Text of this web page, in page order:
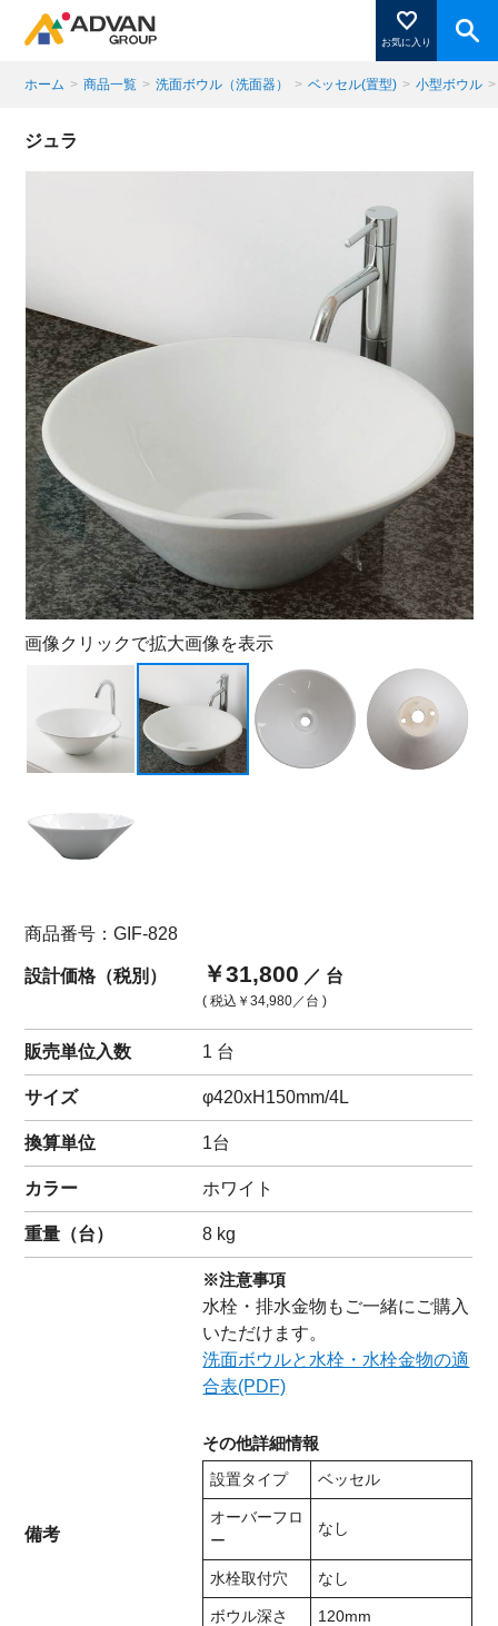
お気に入り
商品ページにある「お気に入り登録」を押すと登録した
商品がここに表示されます。
ホーム > 商品一覧 > 洗面ボウル（洗面器） > ベッセル(置型) > 小型ボウル >
ジュラ
画像クリックで拡大画像を表示
商品番号：GIF-828
設計価格（税別） ￥31,800 ／ 台
( 税込 ￥34,980 ／台 )
販売単位入数 1 台
サイズ φ420xH150mm/4L
換算単位 1台
カラー ホワイト
重量（台） 8 kg
備考
※注意事項
水栓・排水金物もご一緒にご購入
いただけます。
洗面ボウルと水栓・水栓金物の適
合表(PDF)
その他詳細情報
設置タイプ ベッセル
オーバーフロ
ー
なし
水栓取付穴 なし
ボウル深さ 120mm